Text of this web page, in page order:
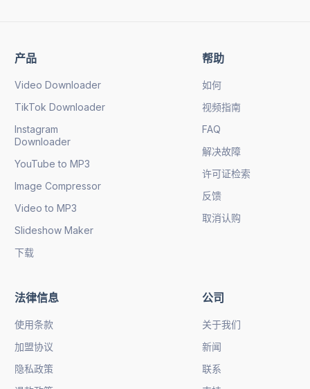
产品
Video Downloader
TikTok Downloader
Instagram
Downloader
YouTube to MP3
Image Compressor
Video to MP3
Slideshow Maker
下载
帮助
如何
视频指南
FAQ
解决故障
许可证检索
反馈
取消认购
法律信息
使用条款
加盟协议
隐私政策
公司
关于我们
新闻
联系